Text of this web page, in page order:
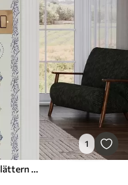
1
Tapeten Zartes Ornament mit Blättern und Trauben